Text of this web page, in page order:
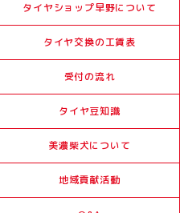
タイヤショップ早野について
タイヤ交換の工賃表
受付の流れ
タイヤ豆知識
美濃柴犬について
地域貢献活動